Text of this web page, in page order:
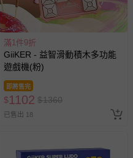
滿1件9折
GiiKER - 益智滑動積木多功能
遊戲機(粉)
即將售完
$1102 $1360
已售出 18